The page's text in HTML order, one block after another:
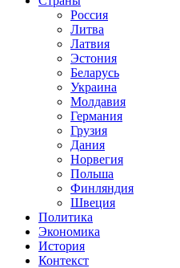
Россия
Литва
Латвия
Эстония
Беларусь
Украина
Молдавия
Германия
Грузия
Дания
Норвегия
Польша
Финляндия
Швеция
Политика
Экономика
История
Контекст